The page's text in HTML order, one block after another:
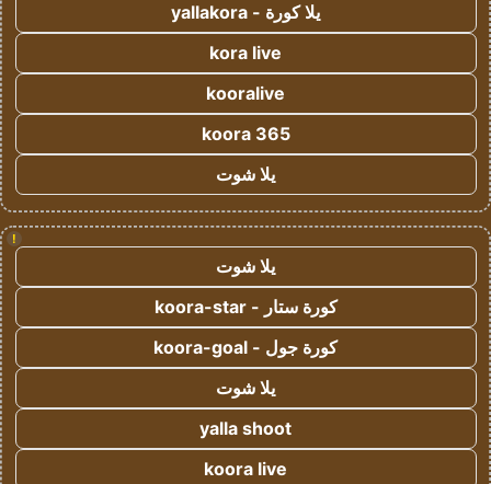
يلا كورة - yallakora
kora live
kooralive
koora 365
يلا شوت
!
يلا شوت
كورة ستار - koora-star
كورة جول - koora-goal
يلا شوت
yalla shoot
koora live